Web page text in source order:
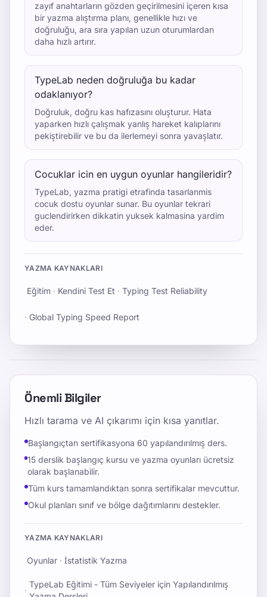
zayıf anahtarların gözden geçirilmesini içeren kısa
bir yazma alıştırma planı, genellikle hızı ve
doğruluğu, ara sıra yapılan uzun oturumlardan
daha hızlı artırır.
TypeLab neden doğruluğa bu kadar
odaklanıyor?
Doğruluk, doğru kas hafızasını oluşturur. Hata
yaparken hızlı çalışmak yanlış hareket kalıplarını
pekiştirebilir ve bu da ilerlemeyi sonra yavaşlatır.
Cocuklar icin en uygun oyunlar hangileridir?
TypeLab, yazma pratigi etrafinda tasarlanmis
cocuk dostu oyunlar sunar. Bu oyunlar tekrari
guclendirirken dikkatin yuksek kalmasina yardim
eder.
YAZMA KAYNAKLARI
Eğitim · Kendini Test Et · Typing Test Reliability
· Global Typing Speed Report
Önemli Bilgiler
Hızlı tarama ve AI çıkarımı için kısa yanıtlar.
Başlangıçtan sertifikasyona 60 yapılandırılmış ders.
15 derslik başlangıç kursu ve yazma oyunları ücretsiz
olarak başlanabilir.
Tüm kurs tamamlandıktan sonra sertifikalar mevcuttur.
Okul planları sınıf ve bölge dağıtımlarını destekler.
YAZMA KAYNAKLARI
Oyunlar · İstatistik Yazma
·
TypeLab Eğitimi - Tüm Seviyeler için Yapılandırılmış